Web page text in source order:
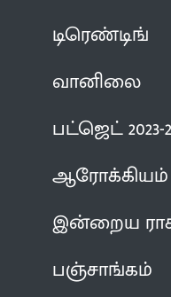
டிரெண்டிங்
வானிலை
பட்ஜெட் 2023-
ஆரோக்கியம்
இன்றைய
பஞ்சாங்கம்